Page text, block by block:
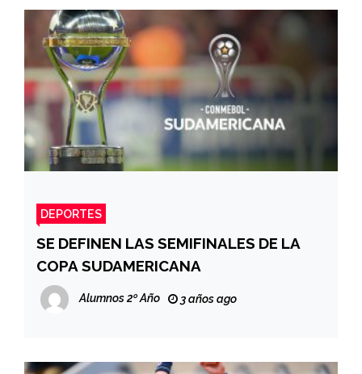
DEPORTES
SE DEFINEN LAS SEMIFINALES DE LA
COPA SUDAMERICANA
Alumnos 2º Año 3 años ago